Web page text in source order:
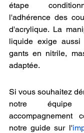
étape
l'adhérence des
d'acrylique. La
liquide exige
gants en nitrile,
adaptée.
Si vous souhaitez
notre
accompagnement
notre guide sur l'